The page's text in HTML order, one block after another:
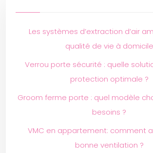
Les systèmes d’extraction d’air
qualité de vie à domicile
Verrou porte sécurité : quelle
protection optimale ?
Groom ferme porte : quel modèle
besoins ?
VMC en appartement: comment
bonne ventilation ?